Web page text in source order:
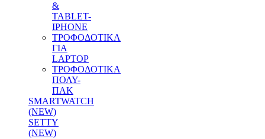
&
TABLET-
IPHONE
ΤΡΟΦΟΔΟΤΙΚΑ
ΓΙΑ
LAPTOP
ΤΡΟΦΟΔΟΤΙΚΑ
ΠΟΛΥ-
ΠΑΚ
SMARTWATCH
(NEW)
SETTY
(NEW)